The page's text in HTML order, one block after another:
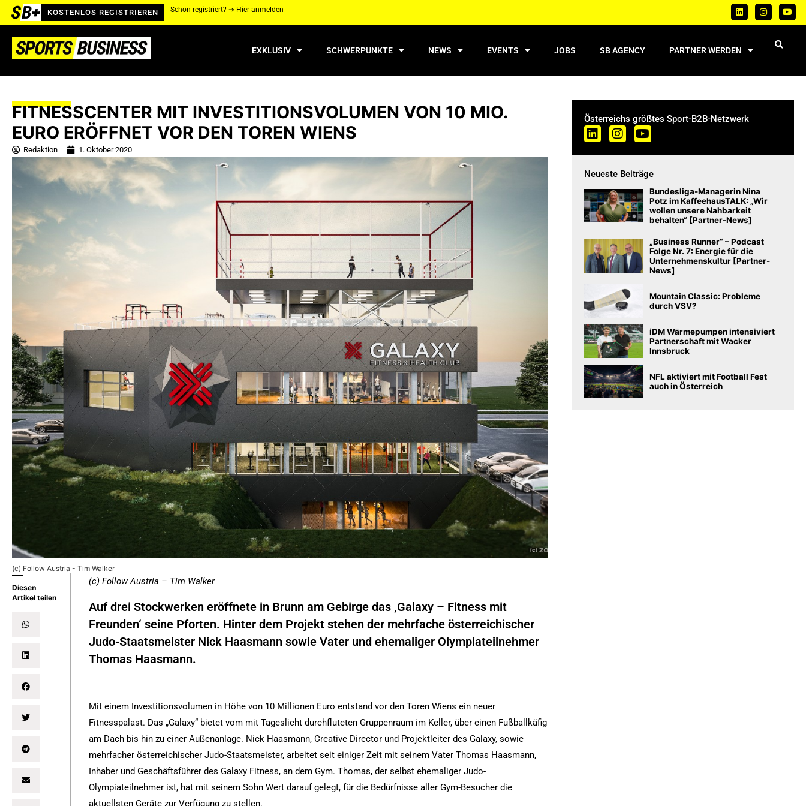
KOSTENLOS REGISTRIEREN Schon registriert? ➔ Hier anmelden
EXKLUSIV SCHWERPUNKTE NEWS EVENTS JOBS SB AGENCY PARTNER WERDEN
FITNESSCENTER MIT INVESTITIONSVOLUMEN VON 10 MIO.
EURO ERÖFFNET VOR DEN TOREN WIENS
Redaktion 1. Oktober 2020
(c) Follow Austria - Tim Walker
Diesen
Artikel teilen
(c) Follow Austria – Tim Walker
Auf drei Stockwerken eröffnete in Brunn am Gebirge das ‚Galaxy – Fitness mit
Freunden‘ seine Pforten. Hinter dem Projekt stehen der mehrfache österreichischer
Judo-Staatsmeister Nick Haasmann sowie Vater und ehemaliger Olympiateilnehmer
Thomas Haasmann.
Mit einem Investitionsvolumen in Höhe von 10 Millionen Euro entstand vor den Toren Wiens ein neuer
Fitnesspalast. Das „Galaxy“ bietet vom mit Tageslicht durchfluteten Gruppenraum im Keller, über einen Fußballkäfig
am Dach bis hin zu einer Außenanlage. Nick Haasmann, Creative Director und Projektleiter des Galaxy, sowie
mehrfacher österreichischer Judo-Staatsmeister, arbeitet seit einiger Zeit mit seinem Vater Thomas Haasmann,
Inhaber und Geschäftsführer des Galaxy Fitness, an dem Gym. Thomas, der selbst ehemaliger Judo-
Olympiateilnehmer ist, hat mit seinem Sohn Wert darauf gelegt, für die Bedürfnisse aller Gym-Besucher die
aktuellsten Geräte zur Verfügung zu stellen.
Österreichs größtes Sport-B2B-Netzwerk
Neueste Beiträge
Bundesliga-Managerin Nina
Potz im KaffeehausTALK: „Wir
wollen unsere Nahbarkeit
behalten“ [Partner-News]
„Business Runner“ – Podcast
Folge Nr. 7: Energie für die
Unternehmenskultur [Partner-
News]
Mountain Classic: Probleme
durch VSV?
iDM Wärmepumpen intensiviert
Partnerschaft mit Wacker
Innsbruck
NFL aktiviert mit Football Fest
auch in Österreich